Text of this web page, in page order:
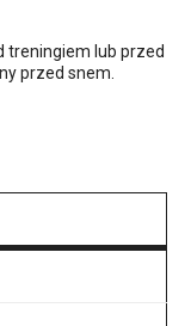
treningiem lub przed
przed snem.